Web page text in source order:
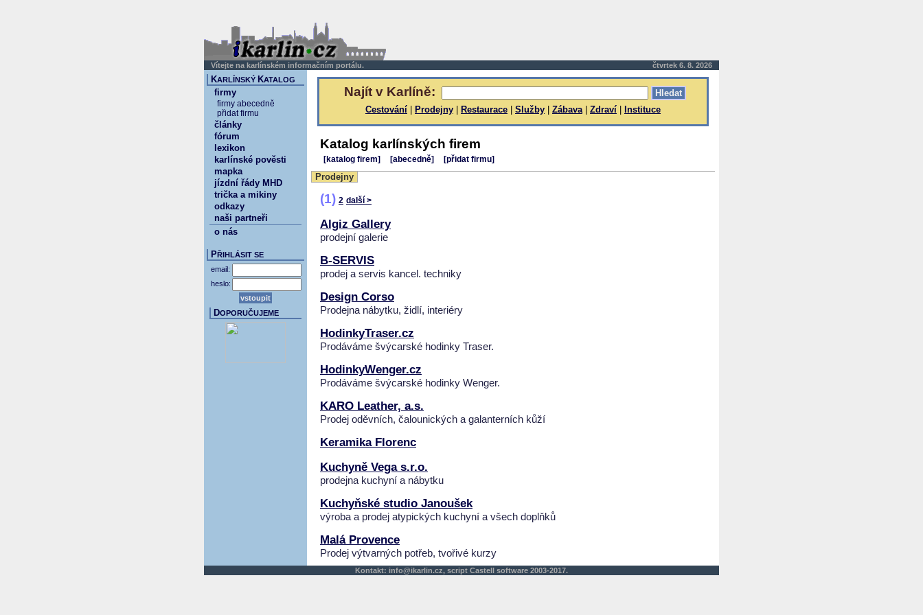
Vítejte na karlínském informačním portálu. čtvrtek 6. 8. 2026
Najít v Karlíně:
Cestování Prodejny Restaurace Služby Zábava| Zdraví Instituce
Katalog karlínských firem
[katalog firem] [abecedně] [přidat firmu]
Prodejny
(1) 2 další >
Algiz Gallery
prodejní galerie
B-SERVIS
prodej a servis kancel. techniky
Design Corso
Prodejna nábytku, židlí, interiéry
HodinkyTraser.cz
Prodáváme švýcarské hodinky Traser.
HodinkyWenger.cz
Prodáváme švýcarské hodinky Wenger.
KARO Leather, a.s.
Prodej oděvních, čalounických a galanterních kůží
Keramika Florenc
Kuchyně Vega s.r.o.
prodejna kuchyní a nábytku
Kuchyňské studio Janoušek
výroba a prodej atypických kuchyní a všech doplňků
Malá Provence
Prodej výtvarných potřeb, tvořivé kurzy
KARLÍNSKÝ KATALOG
firmy
firmy abecedně
přidat firmu
články
fórum
lexikon
karlínské pověsti
mapka
jízdní řády MHD
trička a mikiny
odkazy
naši partneři
o nás
PŘIHLÁSIT SE
email:
heslo:
DOPORUČUJEME
Kontakt: info@ikarlin.cz, script Castell software 2003-2017.